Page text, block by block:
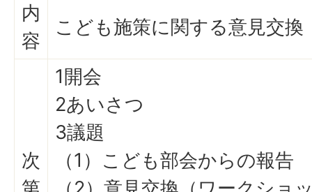
内
容
こども施策に関する意見交
次
1開会
2あいさつ
3議題
（1）こども部会からの報告